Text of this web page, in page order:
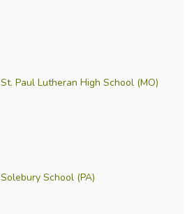
St. Paul Lutheran High School (MO)
Solebury School (PA)